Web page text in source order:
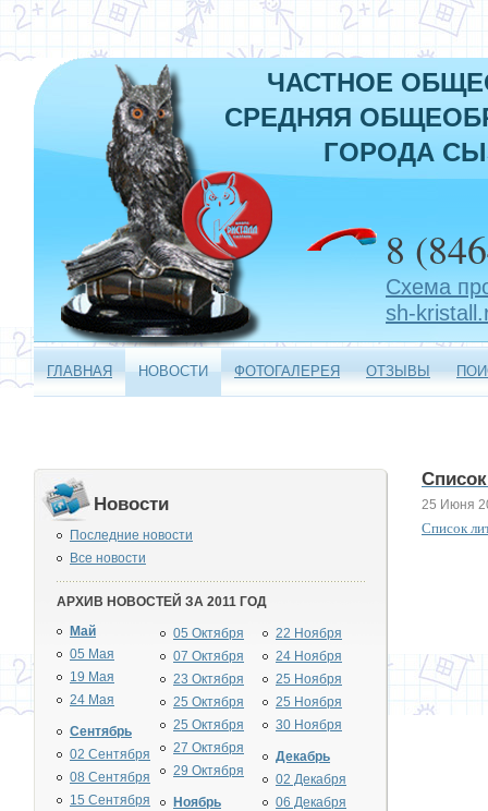
ЧАСТНОЕ
СРЕДНЯЯ
ГОРОДА
8
Схема
sh-
ГЛАВНАЯ НОВОСТИ ФОТОГАЛЕРЕЯ ОТЗЫВЫ
Новости
Последние новости
Все новости
АРХИВ НОВОСТЕЙ ЗА 2011 ГОД
Май
05 Мая
19 Мая
24 Мая
Сентябрь
02 Сентября
08 Сентября
15 Сентября
05 Октября
07 Октября
23 Октября
25 Октября
25 Октября
27 Октября
29 Октября
Ноябрь
22 Ноября
24 Ноября
25 Ноября
25 Ноября
30 Ноября
Декабрь
02 Декабря
06 Декабря
25 Июня
Список